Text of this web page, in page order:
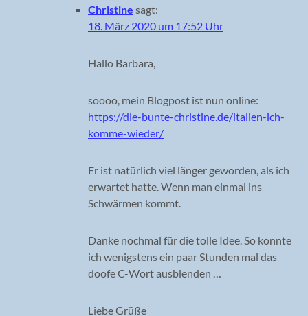
Christine sagt:
18. März 2020 um 17:52 Uhr
Hallo Barbara,
soooo, mein Blogpost ist nun online:
https://die-bunte-christine.de/italien-ich-
komme-wieder/
Er ist natürlich viel länger geworden, als ich
erwartet hatte. Wenn man einmal ins
Schwärmen kommt.
Danke nochmal für die tolle Idee. So konnte
ich wenigstens ein paar Stunden mal das
doofe C-Wort ausblenden …
Liebe Grüße